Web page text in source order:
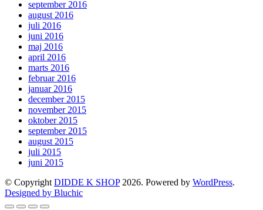
september 2016
august 2016
juli 2016
juni 2016
maj 2016
april 2016
marts 2016
februar 2016
januar 2016
december 2015
november 2015
oktober 2015
september 2015
august 2015
juli 2015
juni 2015
© Copyright DIDDE K SHOP2026. Powered by WordPress.
Designed by Bluchic